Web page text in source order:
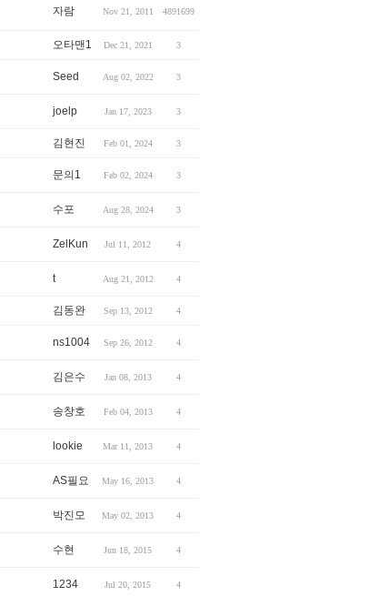
자람 Nov 21, 2011 4891699
오타맨1 Dec 21, 2021 3
Seed Aug 02, 2022 3
joelp Jan 17, 2023 3
김현진 Feb 01, 2024 3
문의1 Feb 02, 2024 3
수포 Aug 28, 2024 3
ZelKun Jul 11, 2012 4
t Aug 21, 2012 4
김동완 Sep 13, 2012 4
ns1004 Sep 26, 2012 4
김은수 Jan 08, 2013 4
송창호 Feb 04, 2013 4
lookie Mar 11, 2013 4
AS필요 May 16, 2013 4
박진모 May 02, 2013 4
수현 Jun 18, 2015 4
1234 Jul 20, 2015 4